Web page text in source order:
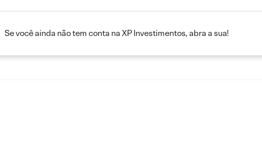
Se você ainda não tem conta na XP Investimentos, abra a sua!